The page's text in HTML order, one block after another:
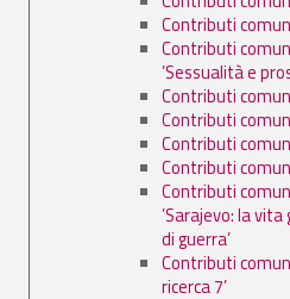
Contributi
Contributi
’Sessualità e
Contributi
Contributi
Contributi
Contributi
Contributi
’Sarajevo: la
di guerra’
Contributi
ricerca 7’